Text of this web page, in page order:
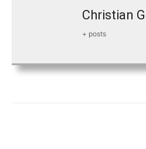
Christian
+ posts